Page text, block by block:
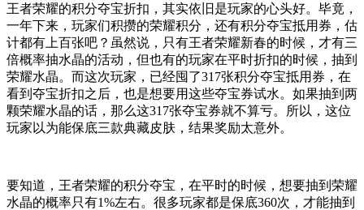
王者荣耀的积分夺宝折扣，其实依旧是玩家的心头好。毕竟，
一年下来，玩家们积攒的荣耀积分，还有积分夺宝抵用券，估
计都有上百张吧？虽然说，只有王者荣耀新春的时候，才有三
倍概率抽水晶的活动，但也有的玩家在平时折扣的时候，抽到
荣耀水晶。而这次玩家，已经囤了317张积分夺宝抵用券，在
看到夺宝折扣之后，也是想要用这些夺宝券试水。如果抽到两
颗荣耀水晶的话，那么这317张夺宝券就不算亏。所以，这位
玩家以为能保底三款典藏皮肤，结果奖励太意外。
要知道，王者荣耀的积分夺宝，在平时的时候，想要抽到荣耀
水晶的概率只有1%左右。很多玩家都是保底360次，才能抽到